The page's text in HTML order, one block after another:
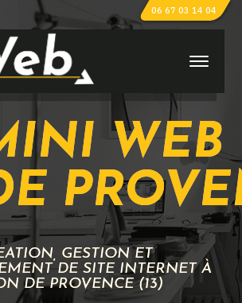
06 67 03 14 04
WEB
GESTION ET
DE SITE INTERNET À
DE PROVENCE (13)